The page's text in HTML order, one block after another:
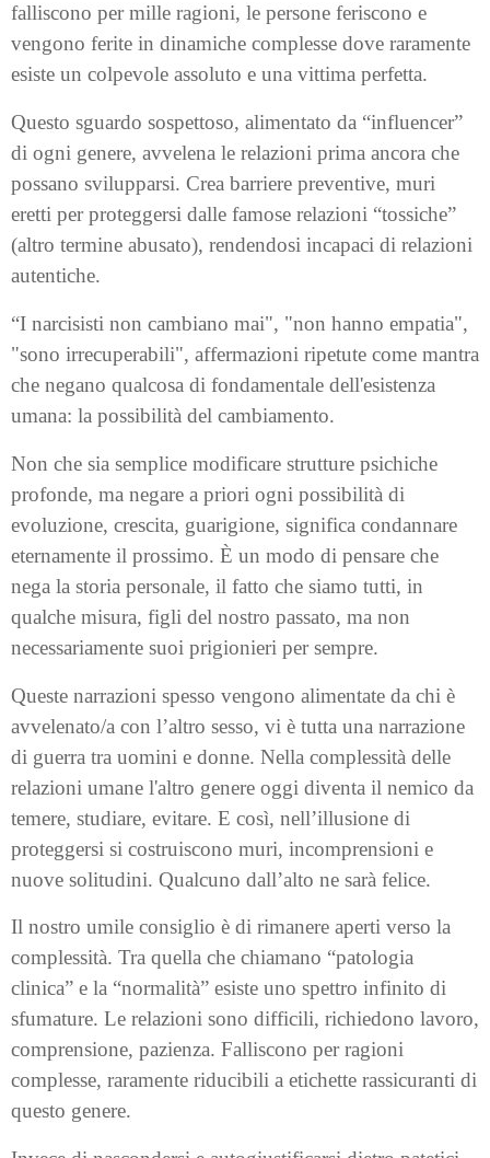
falliscono per mille ragioni, le persone feriscono e
vengono ferite in dinamiche complesse dove raramente
esiste un colpevole assoluto e una vittima perfetta.
Questo sguardo sospettoso, alimentato da “influencer”
di ogni genere, avvelena le relazioni prima ancora che
possano svilupparsi. Crea barriere preventive, muri
eretti per proteggersi dalle famose relazioni “tossiche”
(altro termine abusato), rendendosi incapaci di relazioni
autentiche.
“I narcisisti non cambiano mai", "non hanno empatia",
"sono irrecuperabili", affermazioni ripetute come mantra
che negano qualcosa di fondamentale dell'esistenza
umana: la possibilità del cambiamento.
Non che sia semplice modificare strutture psichiche
profonde, ma negare a priori ogni possibilità di
evoluzione, crescita, guarigione, significa condannare
eternamente il prossimo. È un modo di pensare che
nega la storia personale, il fatto che siamo tutti, in
qualche misura, figli del nostro passato, ma non
necessariamente suoi prigionieri per sempre.
Queste narrazioni spesso vengono alimentate da chi è
avvelenato/a con l’altro sesso, vi è tutta una narrazione
di guerra tra uomini e donne. Nella complessità delle
relazioni umane l'altro genere oggi diventa il nemico da
temere, studiare, evitare. E così, nell’illusione di
proteggersi si costruiscono muri, incomprensioni e
nuove solitudini. Qualcuno dall’alto ne sarà felice.
Il nostro umile consiglio è di rimanere aperti verso la
complessità. Tra quella che chiamano “patologia
clinica” e la “normalità” esiste uno spettro infinito di
sfumature. Le relazioni sono difficili, richiedono lavoro,
comprensione, pazienza. Falliscono per ragioni
complesse, raramente riducibili a etichette rassicuranti di
questo genere.